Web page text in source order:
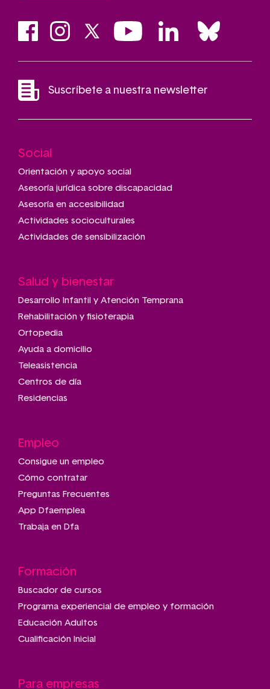
Suscríbete a nuestra newsletter
Main
navigation
Social
Orientación y apoyo social
Asesoría jurídica sobre discapacidad
Asesoría en accesibilidad
Actividades socioculturales
Actividades de sensibilización
Salud y bienestar
Desarrollo Infantil y Atención Temprana
Rehabilitación y fisioterapia
Ortopedia
Ayuda a domicilio
Teleasistencia
Centros de día
Residencias
Empleo
Consigue un empleo
Cómo contratar
Preguntas Frecuentes
App Dfaemplea
Trabaja en Dfa
Formación
Buscador de cursos
Programa experiencial de empleo y formación
Educación Adultos
Cualificación Inicial
Para empresas